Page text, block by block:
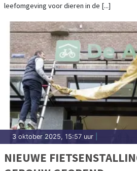
leefomgeving voor dieren in de [...]
3 oktober 2025, 15:57 uur
NIEUWE